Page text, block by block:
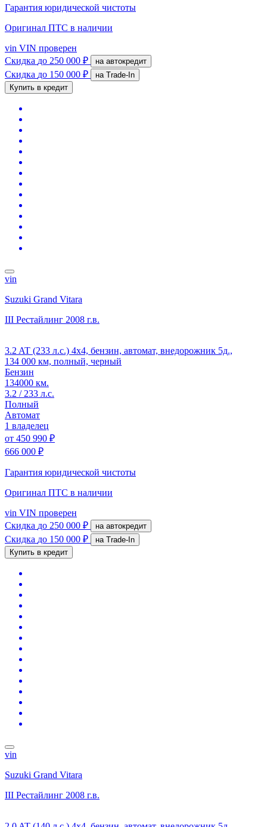
Гарантия юридической чистоты
Оригинал ПТС в наличии
vin VIN проверен
Скидка до 250 000 ₽ на автокредит
Скидка до 150 000 ₽
на Trade-In
Купить в кредит
vin
Suzuki Grand Vitara
III Рестайлинг 2008 г.в.
3.2 AT (233 л.с.) 4x4, бензин, автомат, внедорожник 5д.,
134 000 км, полный, черный
Бензин
134000 км.
3.2 / 233 л.с.
Полный
Автомат
1 владелец
от 450 990 ₽
666 000 ₽
Гарантия юридической чистоты
Оригинал ПТС в наличии
vin VIN проверен
Скидка до 250 000 ₽ на автокредит
Скидка до 150 000 ₽
на Trade-In
Купить в кредит
vin
Suzuki Grand Vitara
III Рестайлинг 2008 г.в.